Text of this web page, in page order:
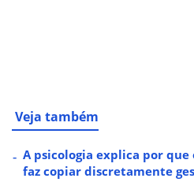
Veja também
A psicologia explica por
faz copiar discretamente